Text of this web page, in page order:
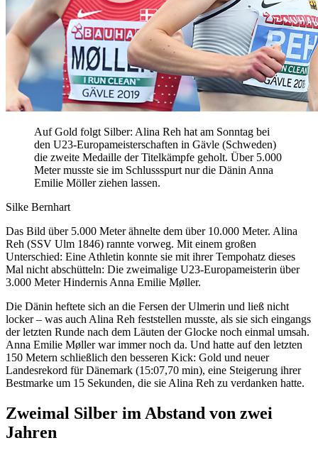
Auf Gold folgt Silber: Alina Reh hat am Sonntag bei
den U23-Europameisterschaften in Gävle (Schweden)
die zweite Medaille der Titelkämpfe geholt. Über 5.000
Meter musste sie im Schlussspurt nur die Dänin Anna
Emilie Möller ziehen lassen.
Silke Bernhart
Das Bild über 5.000 Meter ähnelte dem über 10.000 Meter. Alina
Reh (SSV Ulm 1846) rannte vorweg. Mit einem großen
Unterschied: Eine Athletin konnte sie mit ihrer Tempohatz dieses
Mal nicht abschütteln: Die zweimalige U23-Europameisterin über
3.000 Meter Hindernis Anna Emilie Møller.
Die Dänin heftete sich an die Fersen der Ulmerin und ließ nicht
locker – was auch Alina Reh feststellen musste, als sie sich eingangs
der letzten Runde nach dem Läuten der Glocke noch einmal umsah.
Anna Emilie Møller war immer noch da. Und hatte auf den letzten
150 Metern schließlich den besseren Kick: Gold und neuer
Landesrekord für Dänemark (15:07,70 min), eine Steigerung ihrer
Bestmarke um 15 Sekunden, die sie Alina Reh zu verdanken hatte.
Zweimal Silber im Abstand von zwei
Jahren